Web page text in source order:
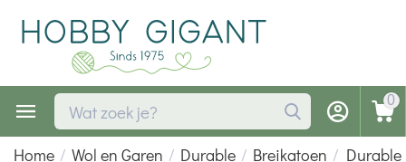
0
Home / Wol en Garen / Durable / Breikatoen /